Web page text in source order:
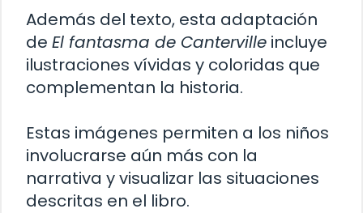
Además del texto, esta adaptación
de El fantasma de Canterville incluye
ilustraciones vívidas y coloridas que
complementan la historia.
Estas imágenes permiten a los niños
involucrarse aún más con la
narrativa y visualizar las situaciones
descritas en el libro.